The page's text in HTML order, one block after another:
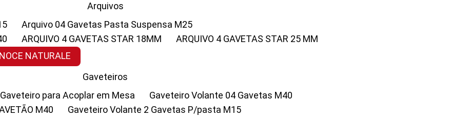
Arquivos
Arquivo 04 Gavetas Pasta Suspensa M25
ARQUIVO 4 GAVETAS STAR 18MM
ARQUIVO 4 GAVETAS STAR 25 MM
NATURALE
Gaveteiros
Gaveteiro para Acoplar em Mesa
Gaveteiro Volante 04 Gavetas M40
M40
Gaveteiro Volante 2 Gavetas P/pasta M15